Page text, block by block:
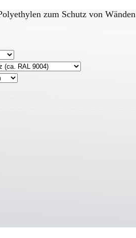
zum Schutz von Wänden